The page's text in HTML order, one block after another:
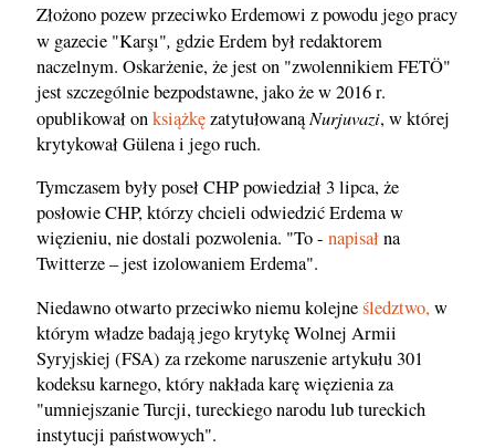
Złożono pozew przeciwko Erdemowi z powodu jego pracy
w gazecie "Karşı", gdzie Erdem był redaktorem
naczelnym. Oskarżenie, że jest on "zwolennikiem FETÖ"
jest szczególnie bezpodstawne, jako że w 2016 r.
opublikował onksiążkęzatytułowanąNurjuvazi, w której
krytykował Gülena i jego ruch.
Tymczasem były poseł CHP powiedział 3 lipca, że
posłowie CHP, którzy chcieli odwiedzić Erdema w
więzieniu, nie dostali pozwolenia. "To - napisałna
Twitterze – jest izolowaniem Erdema".
Niedawno otwarto przeciwko niemu kolejneśledztwo, w
którym władze badają jego krytykę Wolnej Armii
Syryjskiej (FSA) za rzekome naruszenie artykułu 301
kodeksu karnego, który nakłada karę więzienia za
"umniejszanie Turcji, tureckiego narodu lub tureckich
instytucji państwowych".